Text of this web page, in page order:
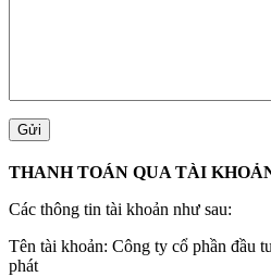
THANH TOÁN QUA TÀI
Các thông tin tài khoản như sau:
Tên tài khoản: Công ty cổ phần đầu
phát